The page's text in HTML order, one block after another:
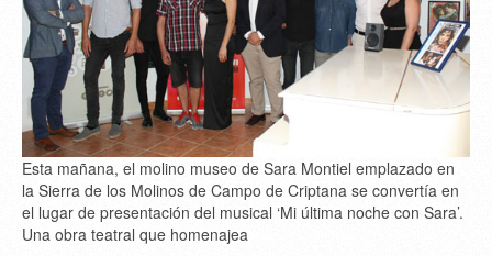
Esta mañana, el molino museo de Sara Montiel emplazado en
la Sierra de los Molinos de Campo de Criptana se convertía en
el lugar de presentación del musical ‘Mi última noche con Sara’.
Una obra teatral que homenajea